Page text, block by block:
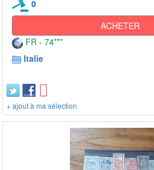
0
ACHETER
FR - 74***
Italie
+ ajout à ma sélection